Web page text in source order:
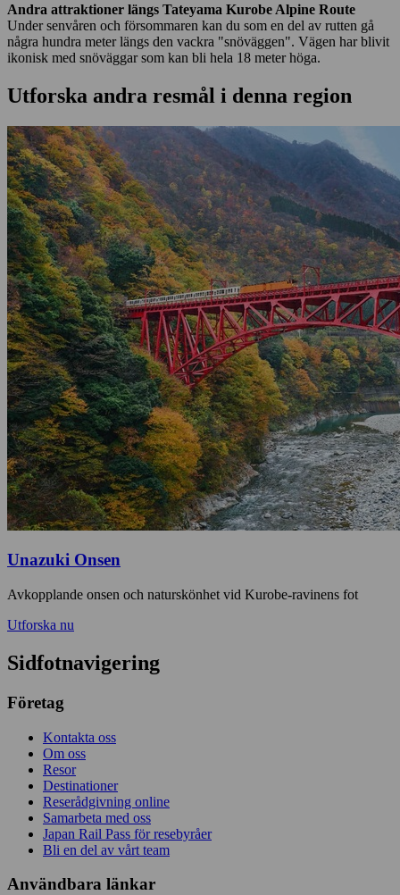
Andra attraktioner längs Tateyama Kurobe Alpine Route
Under senvåren och försommaren kan du som en del av rutten gå
några hundra meter längs den vackra "snöväggen". Vägen har blivit
ikonisk med snöväggar som kan bli hela 18 meter höga.
Utforska andra resmål i denna region
Unazuki Onsen
Avkopplande onsen och naturskönhet vid Kurobe-ravinens fot
Utforska nu
Sidfotnavigering
Företag
Kontakta oss
Om oss
Resor
Destinationer
Reserådgivning online
Samarbeta med oss
Japan Rail Pass för resebyråer
Bli en del av vårt team
Användbara länkar